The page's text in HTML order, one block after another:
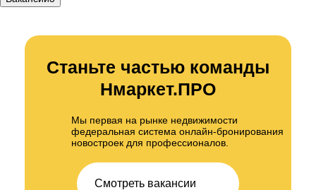
Станьте частью команды
Нмаркет.ПРО
Мы первая на рынке недвижимости
федеральная система онлайн‑бронирования
новостроек для профессионалов.
Смотреть вакансии